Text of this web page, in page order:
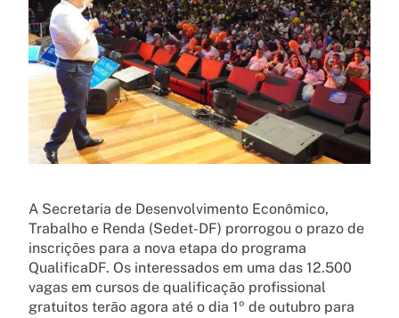
A Secretaria de Desenvolvimento Econômico,
Trabalho e Renda (Sedet-DF) prorrogou o prazo de
inscrições para a nova etapa do programa
QualificaDF. Os interessados em uma das 12.500
vagas em cursos de qualificação profissional
gratuitos terão agora até o dia 1º de outubro para